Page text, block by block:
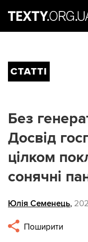
СТАТТІ
Без
Досвід
цілком
сонячні
Юлія Семенець,
Поширити